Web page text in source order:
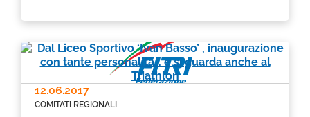
12.06.2017
COMITATI REGIONALI